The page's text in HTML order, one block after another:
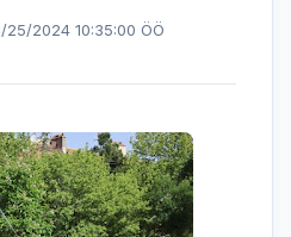
25/2024 10:35:00 ÖÖ